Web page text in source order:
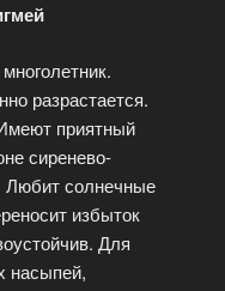
разрастается.
приятный
сиренево-
Любит солнечные
избыток
Для
насыпей,